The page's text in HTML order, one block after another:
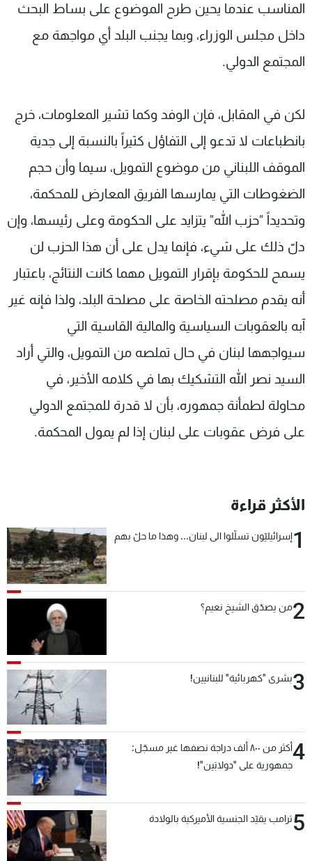
المناسب عندما يحين طرح الموضوع على بساط البحث
داخل مجلس الوزراء، وبما يجنب البلد أي مواجهة مع
المجتمع الدولي.
لكن في المقابل، فإن الوفد وكما تشير المعلومات، خرج
بانطباعات لا تدعو إلى التفاؤل كثيراً بالنسبة إلى جدية
الموقف اللبناني من موضوع التمويل، سيما وأن حجم
الضغوطات التي يمارسها الفريق المعارض للمحكمة،
وتحديداً "حزب الله" يتزايد على الحكومة وعلى رئيسها، وإن
دلّ ذلك على شيء، فإنما يدل على أن هذا الحزب لن
يسمح للحكومة بإقرار التمويل مهما كانت النتائج، باعتبار
أنه يقدم مصلحته الخاصة على مصلحة البلد، ولذا فإنه غير
آبه بالعقوبات السياسية والمالية القاسية التي
سيواجهها لبنان في حال تملصه من التمويل، والتي أراد
السيد نصر الله التشكيك بها في كلامه الأخير، في
محاولة لطمأنة جمهوره، بأن لا قدرة للمجتمع الدولي
على فرض عقوبات على لبنان إذا لم يمول المحكمة.
الأكثر قراءة
1إسرائيليّون تسلّلوا الى لبنان... وهذا ما حلّ بهم
2من يصدّق الشيخ نعيم؟
3بشرى "كهربائية" للبنانيين!
4
أكثر من ٨٠٠ ألف دراجة نصفها غير مسجّل:
جمهورية على "دولابَين"!
5ترامب يقيّد الجنسية الأميركية بالولادة